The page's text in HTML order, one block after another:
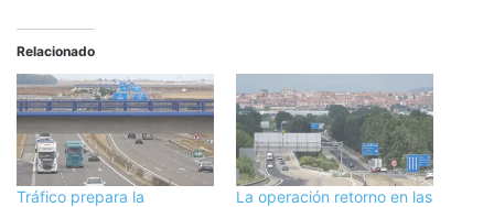
Relacionado
Tráfico prepara la
La operación retorno en las